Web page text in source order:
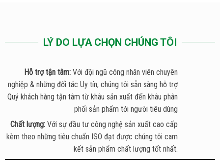
LÝ DO LỰA CHỌN CHÚNG TÔI
Hỗ trợ tận tâm: Với đội ngũ công nhân viên chuyên
nghiệp & những đối tác Uy tín, chúng tôi sẵn sàng hỗ trợ
Quý khách hàng tận tâm từ khâu sản xuất đến khâu phân
phối sản phẩm tới người tiêu dùng
Chất lượng: Với sự đầu tư công nghệ sản xuất cao cấp
kèm theo những tiêu chuẩn ISO đạt được chúng tôi cam
kết sản phẩm chất lượng tốt nhất.